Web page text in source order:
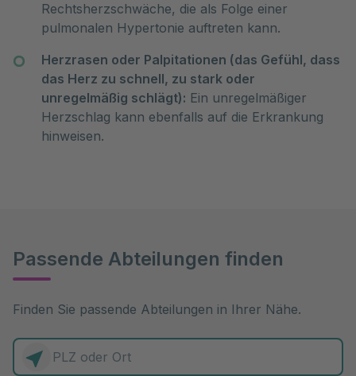
Rechtsherzschwäche, die als Folge einer
pulmonalen Hypertonie auftreten kann.
Herzrasen oder Palpitationen (das Gefühl, dass
das Herz zu schnell, zu stark oder
unregelmäßig schlägt): Ein unregelmäßiger
Herzschlag kann ebenfalls auf die Erkrankung
hinweisen.
Passende Abteilungen finden
Finden Sie passende Abteilungen in Ihrer Nähe.